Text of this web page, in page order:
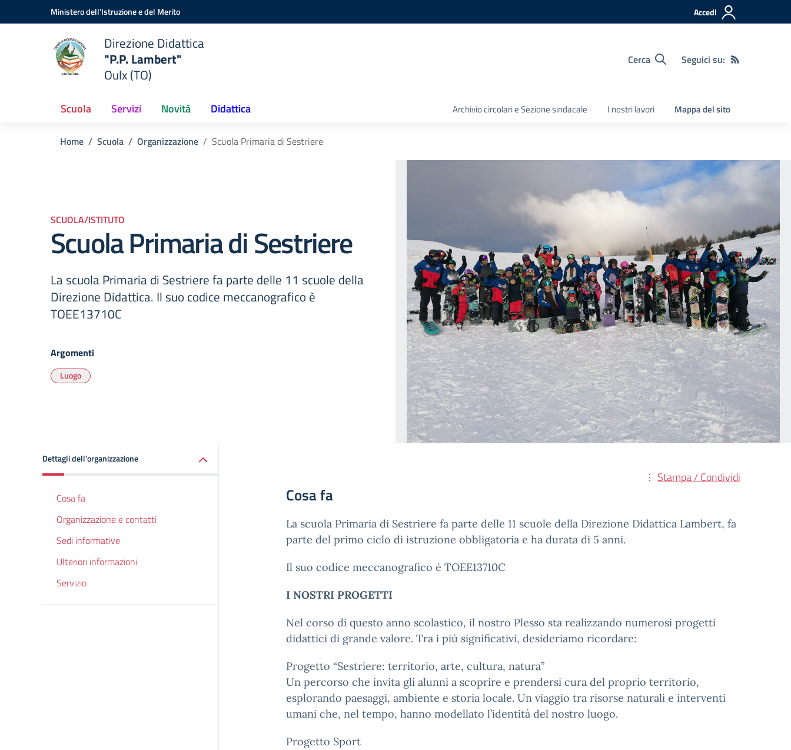
Vai ai contenuti
Vai al menu di navigazioneMinistero dell'Istruzione e del Merito Accedi
Direzione Didattica
"P.P. Lambert"
Oulx (TO)
Cerca Seguici su:
Scuola Servizi Novità Didattica Archivio circolari e Sezione sindacale I nostri lavori Mappa del sito
Home Scuola Organizzazione Scuola Primaria di Sestriere
SCUOLA/ISTITUTO
Scuola Primaria di Sestriere
La scuola Primaria di Sestriere fa parte delle 11 scuole della
Direzione Didattica. Il suo codice meccanografico è
TOEE13710C
Argomenti
Luogo
Dettagli dell'organizzazione
Cosa fa
Organizzazione e contatti
Sedi informative
Ulteriori informazioni
Servizio
Stampa / Condividi
Cosa fa
La scuola Primaria di Sestriere fa parte delle 11 scuole della Direzione Didattica Lambert, fa
parte del primo ciclo di istruzione obbligatoria e ha durata di 5 anni.
Il suo codice meccanografico è TOEE13710C
I NOSTRI PROGETTI
Nel corso di questo anno scolastico, il nostro Plesso sta realizzando numerosi progetti
didattici di grande valore. Tra i più significativi, desideriamo ricordare:
Progetto “Sestriere: territorio, arte, cultura, natura”
Un percorso che invita gli alunni a scoprire e prendersi cura del proprio territorio,
esplorando paesaggi, ambiente e storia locale. Un viaggio tra risorse naturali e interventi
umani che, nel tempo, hanno modellato l’identità del nostro luogo.
Progetto Sport